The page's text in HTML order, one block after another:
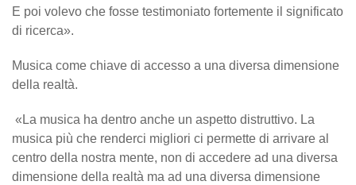
E poi volevo che fosse testimoniato fortemente il significato
di ricerca».
Musica come chiave di accesso a una diversa dimensione
della realtà.
«La musica ha dentro anche un aspetto distruttivo. La
musica più che renderci migliori ci permette di arrivare al
centro della nostra mente, non di accedere ad una diversa
dimensione della realtà ma ad una diversa dimensione